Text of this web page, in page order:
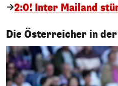
2:0! Inter Mailand
Die Österreicher in
1/11